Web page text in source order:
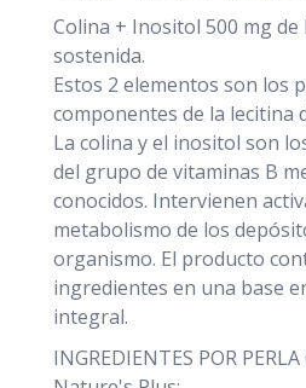
Colina + Inositol 500 mg de
sostenida.
Estos 2 elementos son los
componentes de la lecitina
La colina y el inositol son
del grupo de vitaminas B
conocidos. Intervienen
metabolismo de los
organismo. El producto
ingredientes en una base
integral.
INGREDIENTES POR